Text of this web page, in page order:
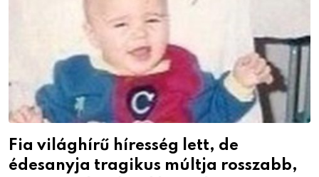
Fia világhírű híresség lett, de
édesanyja tragikus múltja rosszabb,